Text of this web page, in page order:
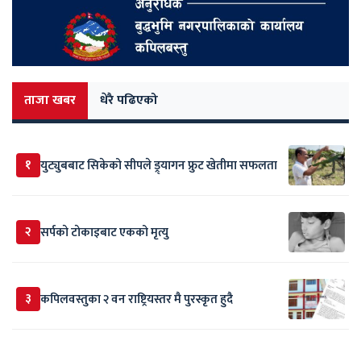
ताजा खबर धेरै पढिएको
१ युट्युबबाट सिकेको सीपले ड्र्यागन फ्रुट खेतीमा सफलता
२ सर्पकाे टाेकाइबाट एकको मृत्यु
३ कपिलवस्तुका २ वन राष्ट्रियस्तर मै पुरस्कृत हुदै